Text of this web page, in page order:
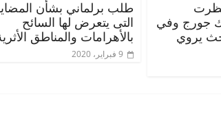
جورج وفي
يروي
طلب برلماني بشأن
التى يتعرض لها السائح
بالأهرامات والمناطق
9 فبراير، 2020ناس وناس